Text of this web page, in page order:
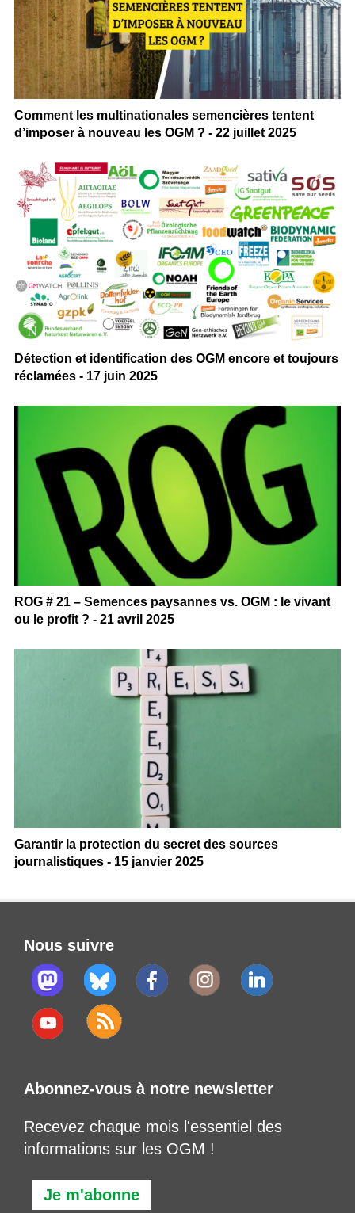
Comment les multinationales semencières tentent
d’imposer à nouveau les OGM ? - 22 juillet 2025
Détection et identification des OGM encore et toujours
réclamées - 17 juin 2025
ROG # 21 – Semences paysannes vs. OGM : le vivant
ou le profit ? - 21 avril 2025
Garantir la protection du secret des sources
journalistiques - 15 janvier 2025
Nous suivre
Abonnez-vous à notre newsletter
Recevez chaque mois l'essentiel des
informations sur les OGM !
Je m'abonne